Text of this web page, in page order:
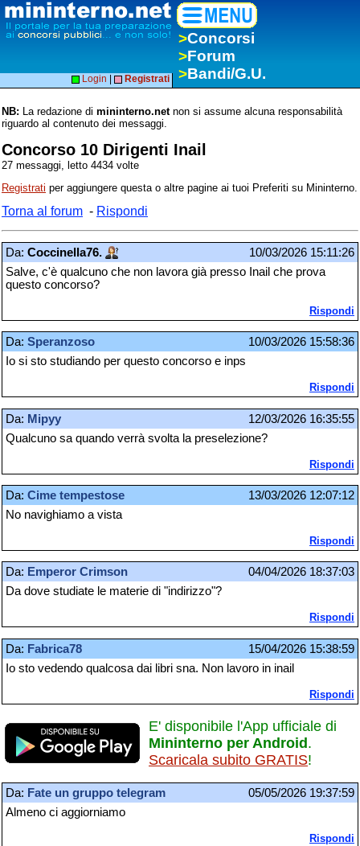
>Concorsi
>Forum
>Bandi/G.U.
Login Registrati
NB: La redazione di mininterno.netnon si assume alcuna responsabilità
riguardo al contenuto dei messaggi.
Concorso 10 Dirigenti Inail
27 messaggi, letto 4434 volte
Registrati per aggiungere questa o altre pagine ai tuoi Preferiti su Mininterno.
Torna al forum - Rispondi
Da: Coccinella76.
10/03/2026 15:11:26
Salve, c'è qualcuno che non lavora già presso Inail che prova
questo concorso?
Rispondi
Da: Speranzoso
10/03/2026 15:58:36
Io si sto studiando per questo concorso e inps
Rispondi
Da: Mipyy
12/03/2026 16:35:55
Qualcuno sa quando verrà svolta la preselezione?
Rispondi
Da: Cime tempestose
13/03/2026 12:07:12
No navighiamo a vista
Rispondi
Da: Emperor Crimson
04/04/2026 18:37:03
Da dove studiate le materie di "indirizzo"?
Rispondi
Da: Fabrica78
15/04/2026 15:38:59
Io sto vedendo qualcosa dai libri sna. Non lavoro in inail
Rispondi
E' disponibile l'App ufficiale di
Mininterno per Android.
Scaricala subito GRATIS!
Da: Fate un gruppo telegram
05/05/2026 19:37:59
Almeno ci aggiorniamo
Rispondi